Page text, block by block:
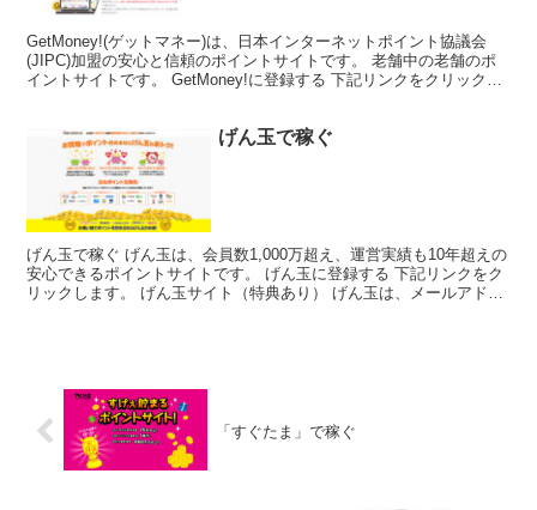
GetMoney!(ゲットマネー)は、日本インターネットポイント協議会
(JIPC)加盟の安心と信頼のポイントサイトです。 老舗中の老舗のポ
イントサイトです。 GetMoney!に登録する 下記リンクをクリックし
げん玉で稼ぐ
げん玉で稼ぐ げん玉は、会員数1,000万超え、運営実績も10年超えの
安心できるポイントサイトです。 げん玉に登録する 下記リンクをク
リックします。 げん玉サイト（特典あり） げん玉は、メールアドレ
「すぐたま」で稼ぐ